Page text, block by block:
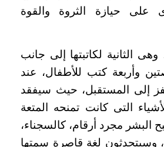
على حيازة الثروة والقوة
وهى الثانية لكاتبتها إلى جانب
وأربعة كتب للأطفال، عند
إلى المستقبل، حيث سيفقد
التى كانت تمنحه المتعة
البشر مجرد أرقام، كالسجناء،
وسيتحدثون لغة قاصرة سمتها